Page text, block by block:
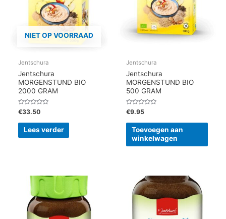
NIET OP VOORRAAD
Jentschura
Jentschura
MORGENSTUND BIO
2000 GRAM
Gewaardeerd
0
uit
€33.50
Lees verder
Jentschura
Jentschura
MORGENSTUND BIO
500 GRAM
Gewaardeerd
0
uit
€9.95
Toevoegen aan
winkelwagen